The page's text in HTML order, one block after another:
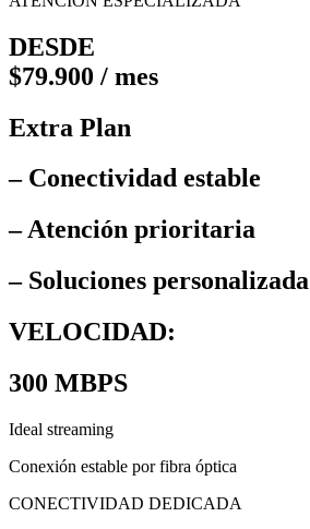
DESDE
$79.900 / mes
Extra Plan
– Conectividad estable
– Atención prioritaria
– Soluciones personalizada
VELOCIDAD:
300 MBPS
Ideal streaming
Conexión estable por fibra óptica
CONECTIVIDAD DEDICADA